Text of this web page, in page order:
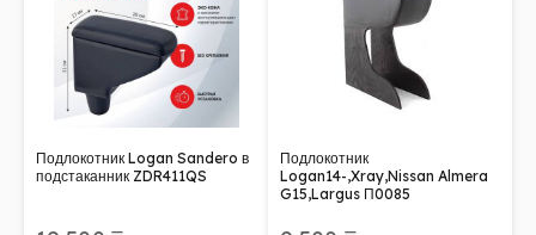
Подлокотник Logan Sandero в
подстаканник ZDR411QS
Подлокотник
Logan14-,Xray,Nissan Almera
G15,Largus П0085